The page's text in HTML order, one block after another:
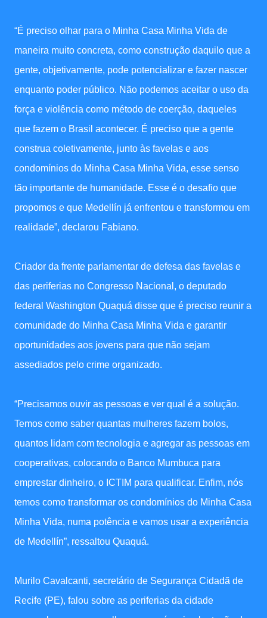
“É preciso olhar para o Minha Casa Minha Vida de
maneira muito concreta, como construção daquilo que a
gente, objetivamente, pode potencializar e fazer nascer
enquanto poder público. Não podemos aceitar o uso da
força e violência como método de coerção, daqueles
que fazem o Brasil acontecer. É preciso que a gente
construa coletivamente, junto às favelas e aos
condomínios do Minha Casa Minha Vida, esse senso
tão importante de humanidade. Esse é o desafio que
propomos e que Medellín já enfrentou e transformou em
realidade”, declarou Fabiano.
Criador da frente parlamentar de defesa das favelas e
das periferias no Congresso Nacional, o deputado
federal Washington Quaquá disse que é preciso reunir a
comunidade do Minha Casa Minha Vida e garantir
oportunidades aos jovens para que não sejam
assediados pelo crime organizado.
“Precisamos ouvir as pessoas e ver qual é a solução.
Temos como saber quantas mulheres fazem bolos,
quantos lidam com tecnologia e agregar as pessoas em
cooperativas, colocando o Banco Mumbuca para
emprestar dinheiro, o ICTIM para qualificar. Enfim, nós
temos como transformar os condomínios do Minha Casa
Minha Vida, numa potência e vamos usar a experiência
de Medellín”, ressaltou Quaquá.
Murilo Cavalcanti, secretário de Segurança Cidadã de
Recife (PE), falou sobre as periferias da cidade